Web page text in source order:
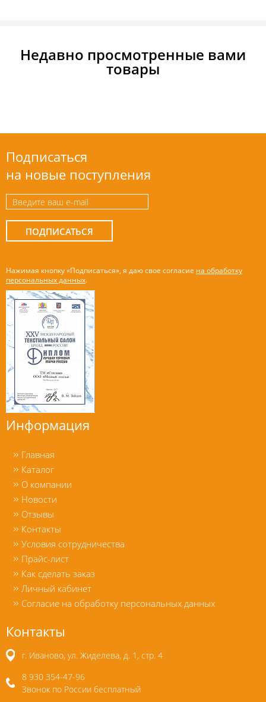
Недавно просмотренные вами
товары
Подписаться
на новые поступления
ПОДПИСАТЬСЯ
Нажимая кнопку «Подписаться», я даю свое согласие на обработку
персональных данных.
Информация
Главная
Каталог
О компании
Новости
Отзывы
Контакты
Условия сотрудничества
Прайс-лист
Как сделать заказ
Личный кабинет
Согласие на обработку персональных данных
Контакты
г. Иваново, ул. Жиделева, д. 1, стр. 4
8 930 354-47-96
Звонок по России бесплатный